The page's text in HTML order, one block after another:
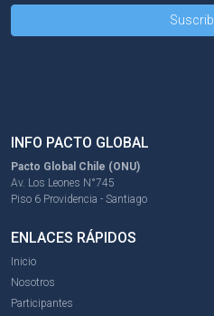
INFO PACTO GLOBAL
Pacto Global Chile (ONU)
Av. Los Leones N°745
Piso 6 Providencia - Santiago
ENLACES RÁPIDOS
Inicio
Nosotros
Participantes